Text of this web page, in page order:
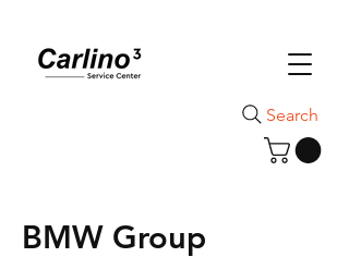
Search
BMW Group